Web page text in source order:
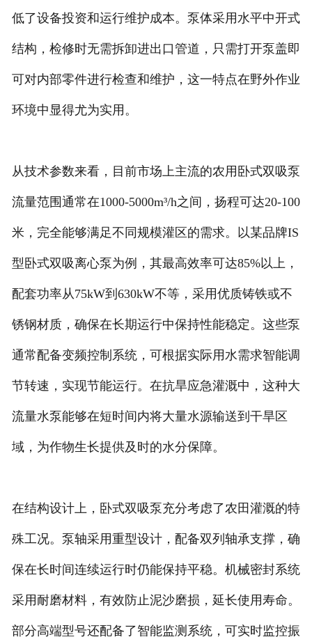
低了设备投资和运行维护成本。泵体采用水平中开式
结构，检修时无需拆卸进出口管道，只需打开泵盖即
可对内部零件进行检查和维护，这一特点在野外作业
环境中显得尤为实用。
从技术参数来看，目前市场上主流的农用卧式双吸泵
流量范围通常在1000-5000m³/h之间，扬程可达20-100
米，完全能够满足不同规模灌区的需求。以某品牌IS
型卧式双吸离心泵为例，其最高效率可达85%以上，
配套功率从75kW到630kW不等，采用优质铸铁或不
锈钢材质，确保在长期运行中保持性能稳定。这些泵
通常配备变频控制系统，可根据实际用水需求智能调
节转速，实现节能运行。在抗旱应急灌溉中，这种大
流量水泵能够在短时间内将大量水源输送到干旱区
域，为作物生长提供及时的水分保障。
在结构设计上，卧式双吸泵充分考虑了农田灌溉的特
殊工况。泵轴采用重型设计，配备双列轴承支撑，确
保在长时间连续运行时仍能保持平稳。机械密封系统
采用耐磨材料，有效防止泥沙磨损，延长使用寿命。
部分高端型号还配备了智能监测系统，可实时监控振